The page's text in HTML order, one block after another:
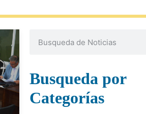
Busqueda por
Categorías